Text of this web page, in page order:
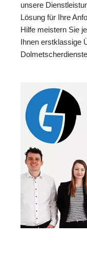
unsere
Lösung für Ihre
Hilfe meistern Sie
Ihnen erstklassige